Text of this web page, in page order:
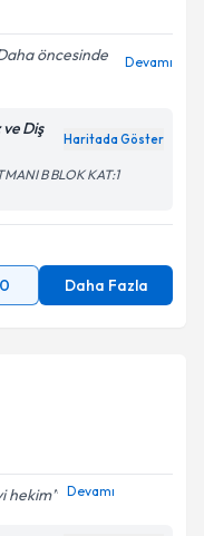
öncesinde
Devamı
Diş
Haritada Göster
B BLOK KAT:1
Daha Fazla
hekim Devamı